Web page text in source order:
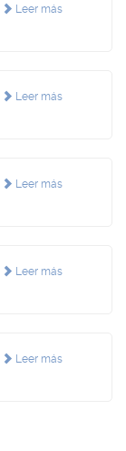
Leer más
Leer más
Leer más
Leer más
Leer más